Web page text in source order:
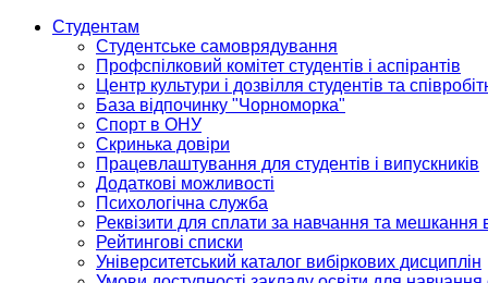
Студентам
Студентське самоврядування
Профспілковий комітет студентів і аспірантів
Центр культури і дозвілля студентів та
База відпочинку "Чорноморка"
Спорт в ОНУ
Скринька довіри
Працевлаштування для студентів і випускників
Додаткові можливості
Психологічна служба
Реквізити для сплати за навчання та мешкання
Рейтингові списки
Університетський каталог вибіркових дисциплін